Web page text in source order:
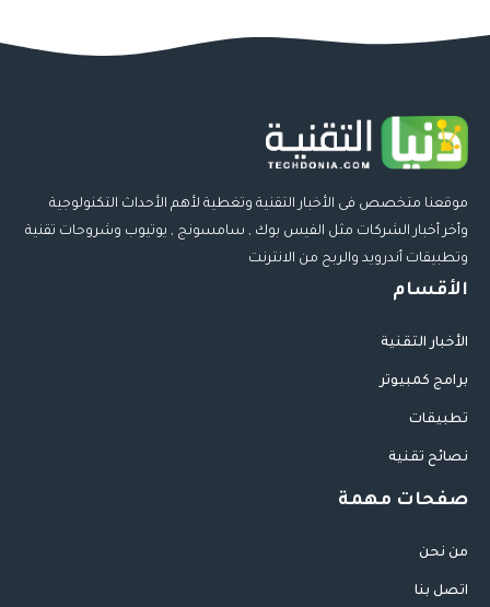
موقعنا متخصص فى الأخبار التقنية وتغطية لأهم الأحداث التكنولوجية
وأخر أخبار الشركات مثل الفيس بوك , سامسونج , يوتيوب وشروحات تقنية
وتطبيقات أندرويد والربح من الانترنت
الأقسام
الأخبار التقنية
برامج كمبيوتر
تطبيقات
نصائح تقنية
صفحات مهمة
من نحن
اتصل بنا